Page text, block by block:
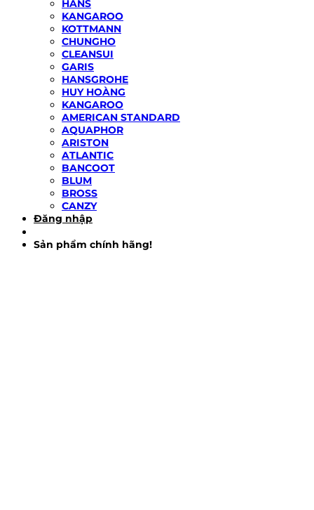
HANS
KANGAROO
KOTTMANN
CHUNGHO
CLEANSUI
GARIS
HANSGROHE
HUY HOÀNG
KANGAROO
AMERICAN STANDARD
AQUAPHOR
ARISTON
ATLANTIC
BANCOOT
BLUM
BROSS
CANZY
Đăng nhập
Sản phẩm chính hãng!